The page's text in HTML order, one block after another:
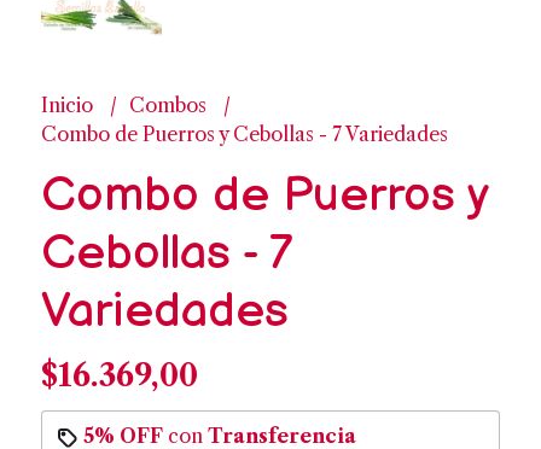
Inicio
Combos
Combo de Puerros y Cebollas - 7 Variedades
Combo de Puerros y
Cebollas - 7
Variedades
$16.369,00
5% OFFcon Transferencia